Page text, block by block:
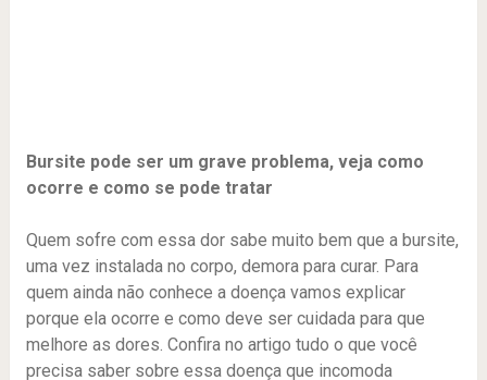
Bursite pode ser um grave problema, veja como
ocorre e como se pode tratar
Quem sofre com essa dor sabe muito bem que a bursite,
uma vez instalada no corpo, demora para curar. Para
quem ainda não conhece a doença vamos explicar
porque ela ocorre e como deve ser cuidada para que
melhore as dores. Confira no artigo tudo o que você
precisa saber sobre essa doença que incomoda